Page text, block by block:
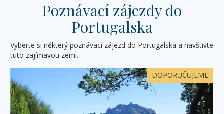
Poznávací zájezdy do
Portugalska
Vyberte si některý poznávací zájezd do Portugalska a navštivte
tuto zajímavou zemi.
DOPORUČUJEME